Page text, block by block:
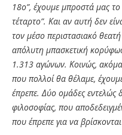
18ο”, έχουμε μπροστά μας
τέταρτο”. Και αν αυτή δεν
τον μέσο περιστασιακό
απόλυτη μπασκετική
1.313 αγώνων. Κοινώς, ακόμα
που πολλοί θα θέλαμε,
έπρεπε. Δύο ομάδες εντελώς
φιλοσοφίας, που
που έπρεπε για να